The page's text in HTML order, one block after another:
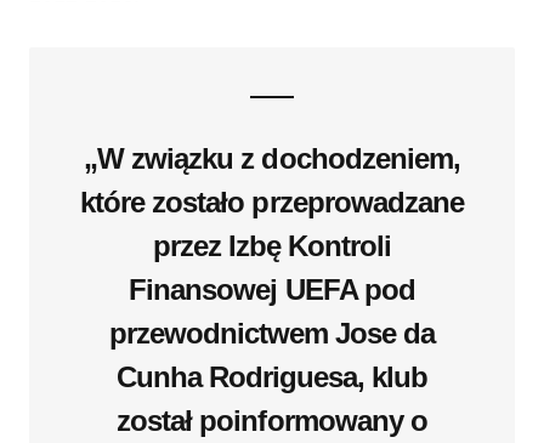
„W związku z dochodzeniem,
które zostało przeprowadzane
przez Izbę Kontroli
Finansowej UEFA pod
przewodnictwem Jose da
Cunha Rodriguesa, klub
został poinformowany o